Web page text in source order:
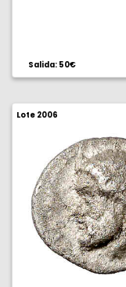
Salida: 50€
Lote 2006